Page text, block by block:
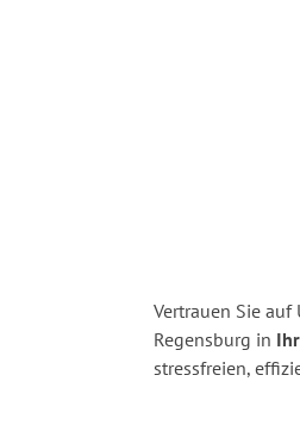
Vertrauen Sie
Regensburg in
stressfreien,